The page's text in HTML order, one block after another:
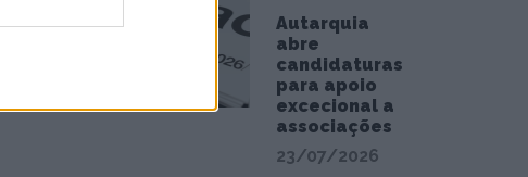
Autarquia
abre
candidaturas
para apoio
excecional a
associações
23/07/2026